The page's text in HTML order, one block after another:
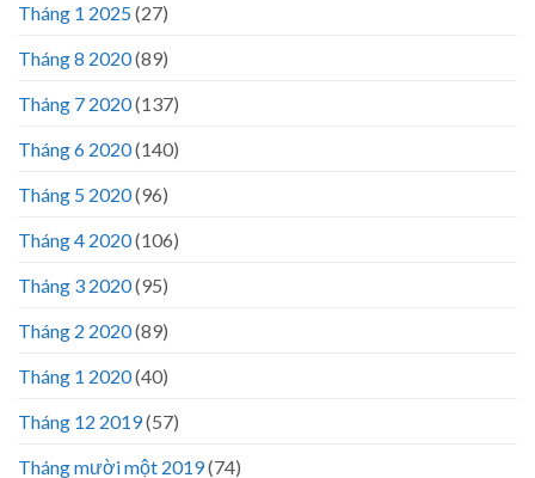
Tháng 1 2025(27)
Tháng 8 2020(89)
Tháng 7 2020(137)
Tháng 6 2020(140)
Tháng 5 2020(96)
Tháng 4 2020(106)
Tháng 3 2020(95)
Tháng 2 2020(89)
Tháng 1 2020(40)
Tháng 12 2019(57)
Tháng mười một 2019(74)